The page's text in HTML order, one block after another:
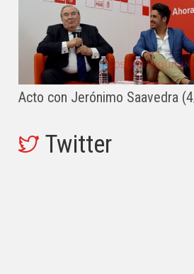
Acto con Jerónimo Saavedra
Twitter